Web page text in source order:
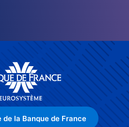
de la Banque de France